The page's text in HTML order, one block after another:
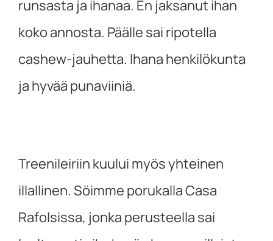
runsasta ja ihanaa. En jaksanut ihan
koko annosta. Päälle sai ripotella
cashew-jauhetta. Ihana henkilökunta
ja hyvää punaviiniä.
Treenileiriin kuului myös yhteinen
illallinen. Söimme porukalla Casa
Rafolsissa, jonka perusteella sai